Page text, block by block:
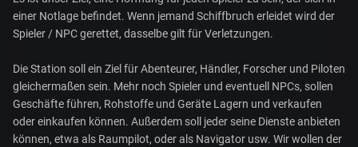
einer Notlage befindet. Wenn jemand Schiffbruch erleidet wird der
Spieler / NPC gerettet, dasselbe gilt für Verletzungen.
Die Station soll ein Ziel für Abenteurer, Händler, Forscher und Piloten
gleichermaßen sein. Mehr noch Spieler und eventuell NPCs, sollen
Geschäfte führen, Rohstoffe und Geräte Lagern und verkaufen
oder einkaufen können. Außerdem soll jeder seine Dienste anbieten
können, etwa als Raumpilot, oder als Navigator usw. Wir wollen der